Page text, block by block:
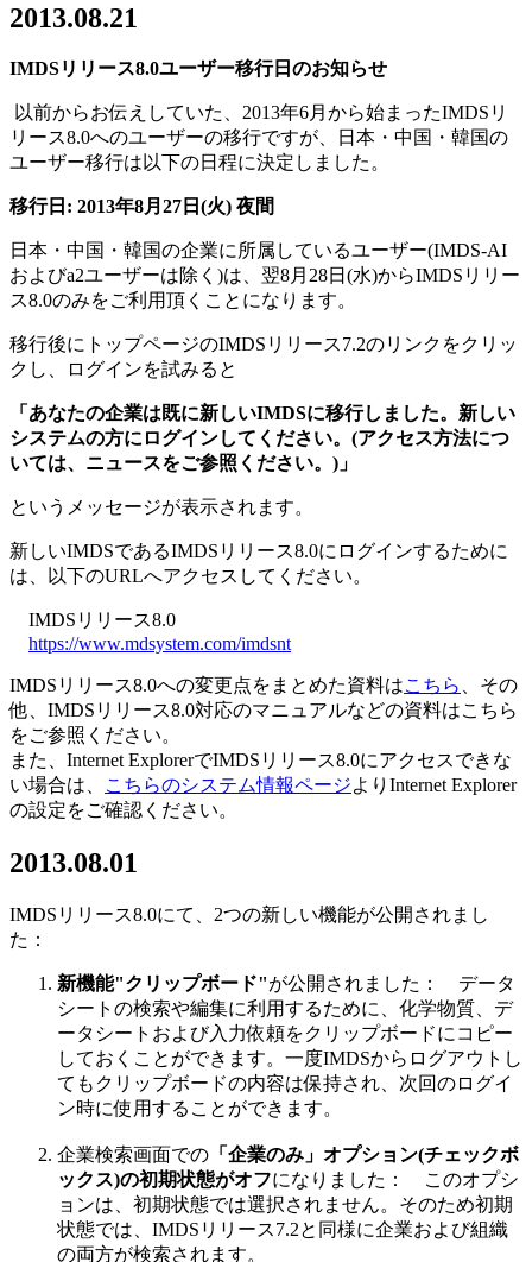
2013.08.21
IMDSリリース8.0ユーザー移行日のお知らせ
以前からお伝えしていた、2013年6月から始まったIMDSリ
リース8.0へのユーザーの移行ですが、日本・中国・韓国の
ユーザー移行は以下の日程に決定しました。
移行日: 2013年8月27日(火) 夜間
日本・中国・韓国の企業に所属しているユーザー(IMDS-AI
およびa2ユーザーは除く)は、翌8月28日(水)からIMDSリリー
ス8.0のみをご利用頂くことになります。
移行後にトップページのIMDSリリース7.2のリンクをクリッ
クし、ログインを試みると
「あなたの企業は既に新しいIMDSに移行しました。新しい
システムの方に ログインしてください。(アクセス方法につ
いては、ニュースをご参照ください。)」
というメッセージが表示されます。
新しいIMDSであるIMDSリリース8.0にログインするために
は、以下のURLへアクセスしてください。
IMDSリリース8.0
https://www.mdsystem.com/imdsnt
IMDSリリース8.0への変更点をまとめた資料はこちら 、その
他、IMDSリリース8.0対応のマニュアルなどの資料はこちら
をご参照ください。
また、Internet ExplorerでIMDSリリース8.0にアクセスできな
い場合は、
こちらのシステム情報ページよりInternet Explorer
の設定をご確認ください。
2013.08.01
IMDSリリース8.0にて、2つの新しい機能が公開されまし
た：
新機能"クリップボード"が公開されました： データ
シートの検索や編集に利用するために、化学物質、デ
ータシートおよび入力依頼をクリップボードにコピー
しておくことができます。一度IMDSからログアウトし
てもクリップボードの内容は保持され、次回のログイ
ン時に使用することができます。
企業検索画面での 「企業のみ」オプション(チェックボ
ックス)の初期状態がオフになりました： このオプシ
ョンは、初期状態では選択されません。そのため初期
状態では、IMDSリリース7.2と同様に企業および組織
の両方が検索されます。